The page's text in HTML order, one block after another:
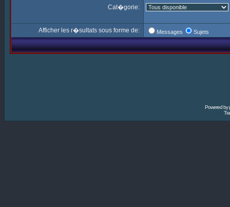
Cat�gorie:
Afficher les r�sultats sous forme de: Messages Sujets
Powered by